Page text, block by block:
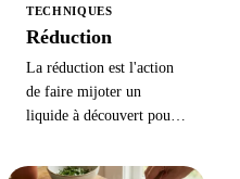
TECHNIQUES
Réduction
La réduction est l'action
de faire mijoter un
liquide à découvert pour
généralement réduire le